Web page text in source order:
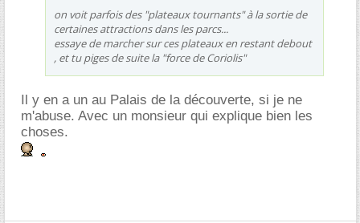
on voit parfois des "plateaux tournants" à la sortie de
certaines attractions dans les parcs...
essaye de marcher sur ces plateaux en restant debout
, et tu piges de suite la "force de Coriolis"
Il y en a un au Palais de la découverte, si je ne
m'abuse. Avec un monsieur qui explique bien les
choses.